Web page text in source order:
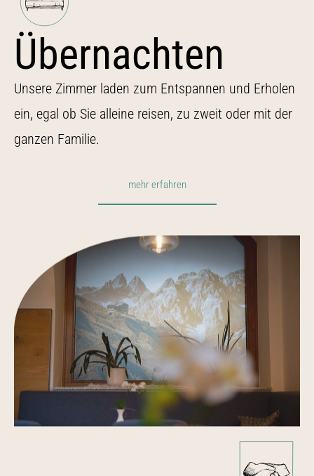
Übernachten
Unsere Zimmer laden zum Entspannen und Erholen
ein, egal ob Sie alleine reisen, zu zweit oder mit der
ganzen Familie.
mehr erfahren